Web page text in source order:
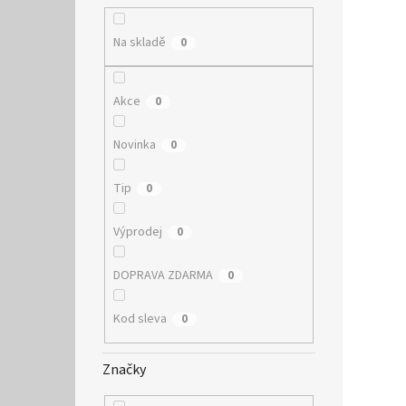
Na skladě 0
Akce 0
Novinka 0
Tip 0
Výprodej 0
DOPRAVA ZDARMA 0
Kod sleva 0
Značky